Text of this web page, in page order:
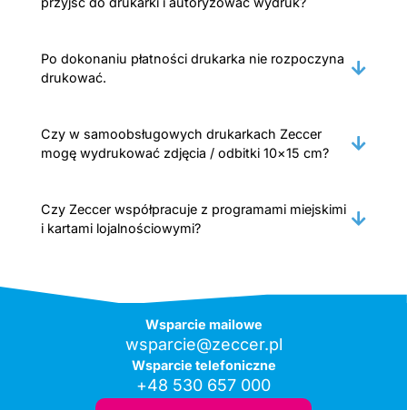
Po dokonaniu płatności drukarka nie rozpoczyna
drukować.
Czy w samoobsługowych drukarkach Zeccer
mogę wydrukować zdjęcia / odbitki 10×15 cm?
Czy Zeccer współpracuje z programami miejskimi
i kartami lojalnościowymi?
Wsparcie mailowe
wsparcie@zeccer.pl
Wsparcie telefoniczne
+48 530 657 000